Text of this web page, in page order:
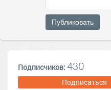
Публиковать
Подписчиков: 430
Подписаться